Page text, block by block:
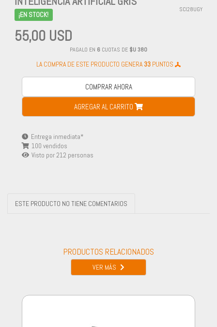
¡EN STOCK!
SCI28UGY
55,00 USD
PAGALO EN 6 CUOTAS DE $U 380
LA COMPRA DE ESTE PRODUCTO GENERA 33 PUNTOS
COMPRAR AHORA
AGREGAR AL CARRITO
Entrega inmediata*
100 vendidos
Visto por212 personas
ESTE PRODUCTO NO TIENE COMENTARIOS
PRODUCTOS RELACIONADOS
VER MÁS